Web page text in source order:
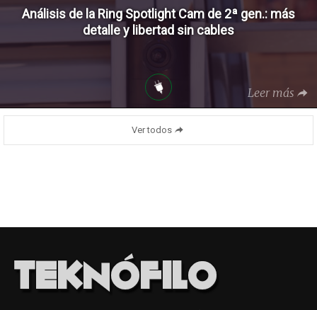
Análisis de la Ring Spotlight Cam de 2ª gen.: más
detalle y libertad sin cables
Leer más
Ver todos